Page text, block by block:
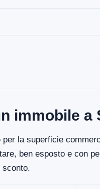
immobile a
la superficie
ben esposto e con
sconto.